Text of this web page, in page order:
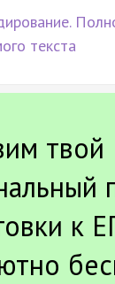
текста
твой
к